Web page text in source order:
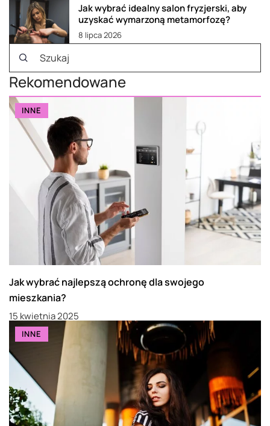
Jak wybrać idealny salon fryzjerski, aby
uzyskać wymarzoną metamorfozę?
8 lipca 2026
Rekomendowane
INNE
Jak wybrać najlepszą ochronę dla swojego
mieszkania?
15 kwietnia 2025
INNE